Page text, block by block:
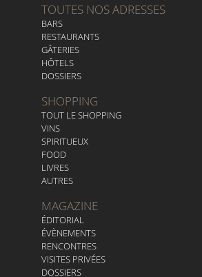
TOUTES NOS ADRESSES
BARS
RESTAURANTS
GÂTERIES
HÔTELS
DOSSIERS
SHOPPING
TOUT LE SHOPPING
VINS
SPIRITUEUX
FOOD
LIVRES
AUTRES
MAGAZINE
ÉDITORIAL
ÉVÈNEMENTS
RENCONTRES
VISITES PRIVÉES
DOSSIERS